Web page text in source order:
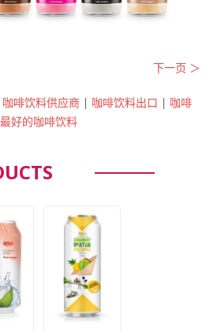
下一页 ＞
咖啡饮料供应商 | 咖啡饮料出口 | 咖啡
最好的咖啡饮料